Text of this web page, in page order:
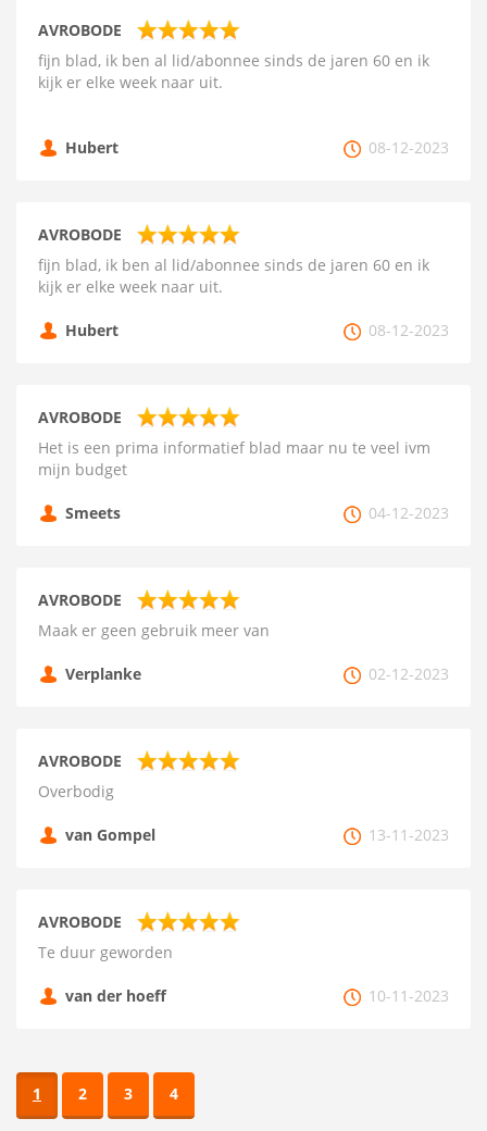
AVROBODE
fijn blad, ik ben al lid/abonnee sinds de jaren 60 en ik
kijk er elke week naar uit.
Hubert 08-12-2023
AVROBODE
fijn blad, ik ben al lid/abonnee sinds de jaren 60 en ik
kijk er elke week naar uit.
Hubert 08-12-2023
AVROBODE
Het is een prima informatief blad maar nu te veel ivm
mijn budget
Smeets 04-12-2023
AVROBODE
Maak er geen gebruik meer van
Verplanke 02-12-2023
AVROBODE
Overbodig
van Gompel 13-11-2023
AVROBODE
Te duur geworden
van der hoeff 10-11-2023
1 2 3 4